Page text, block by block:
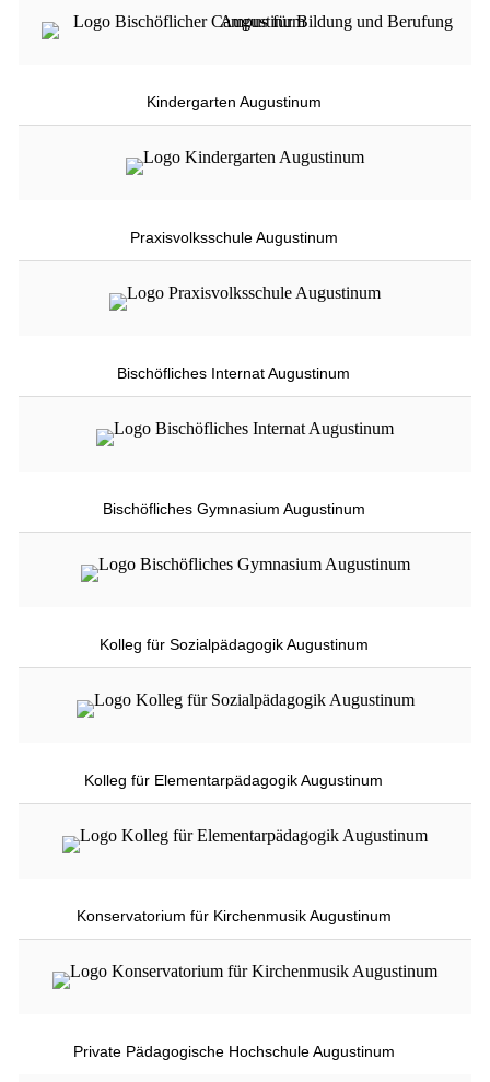
Kindergarten Augustinum
Praxisvolksschule Augustinum
Bischöfliches Internat Augustinum
Bischöfliches Gymnasium Augustinum
Kolleg für Sozialpädagogik Augustinum
Kolleg für Elementarpädagogik Augustinum
Konservatorium für Kirchenmusik Augustinum
Private Pädagogische Hochschule Augustinum